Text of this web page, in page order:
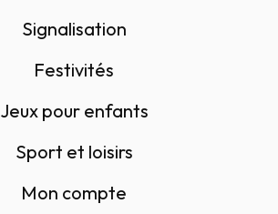
Signalisation
Festivités
Jeux pour enfants
Sport et loisirs
Mon compte